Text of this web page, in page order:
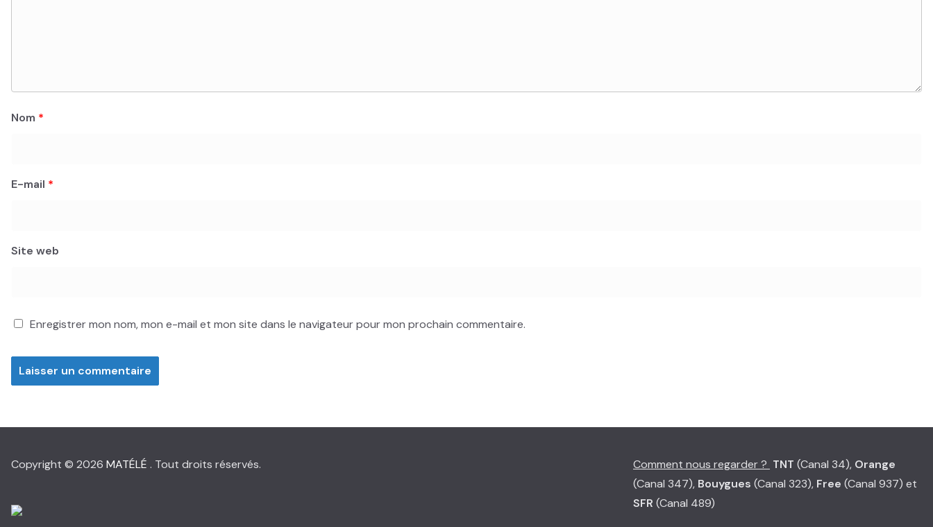
Nom *
E-mail *
Site web
Enregistrer mon nom, mon e-mail et mon site dans le navigateur pour mon prochain commentaire.
Copyright © 2026 MATÉLÉ . Tout droits réservés. Comment nous regarder ? TNT (Canal 34), Orange
(Canal 347), Bouygues (Canal 323), Free (Canal 937) et
SFR (Canal 489)